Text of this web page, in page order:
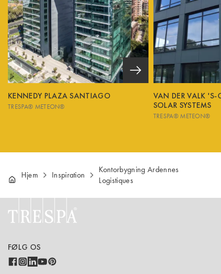
KENNEDY PLAZA SANTIAGO
TRESPA® METEON®
VAN DER VALK 'S-
SOLAR SYSTEMS
TRESPA® METEON®
Hjem Inspiration
Kontorbygning Ardennes
Logistiques
FØLG OS